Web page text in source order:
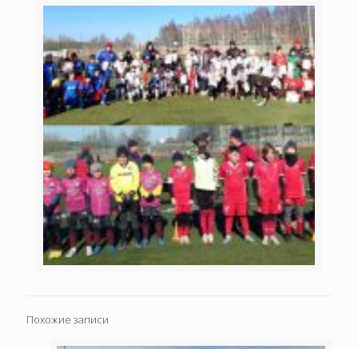
Похожие записи